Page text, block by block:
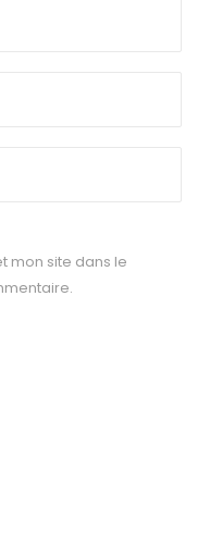
mon site dans le